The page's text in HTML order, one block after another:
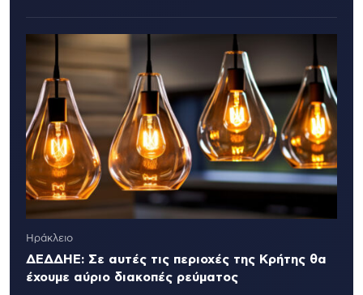
Ηράκλειο
ΔΕΔΔΗΕ: Σε αυτές τις περιοχές της Κρήτης θα
έχουμε αύριο διακοπές ρεύματος